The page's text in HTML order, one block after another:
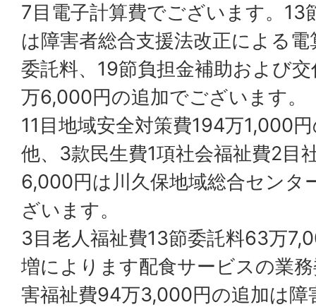
7目電子計算費でございます。13
は障害者総合支援法改正による
委託料、19節負担金補助および
万6,000円の追加でございます。
11目地域安全対策費194万1,000
他、3款民生費1項社会福祉費2目
6,000円は川久保地域総合センタ
ざいます。
3目老人福祉費13節委託料63万
増によります配食サービスの業
害福祉費94万3,000円の追加は障